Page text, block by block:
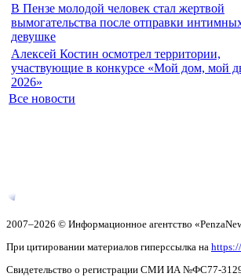
В Пензе молодой человек стал жертвой
вымогательства после отправки
девушке
Алексей Костин осмотрел территории,
участвующие в конкурсе «Мой дом, мой
2026»
Все новости
2007–2026 © Информационное агентство
При цитировании материалов гиперссылка на
Свидетельство о регистрации СМИ ИА №ФС77-